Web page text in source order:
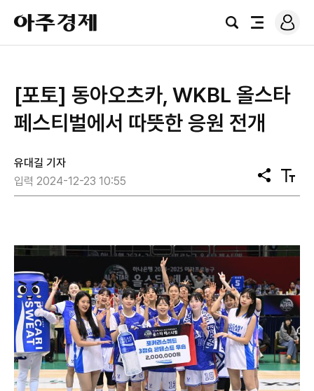
아
주
경
검
전
로
그
[포토] 동아오츠카, WKBL 올스타
페스티벌에서 따뜻한 응원 전개
유대길 기자
입력 2024-12-23 10:55
공
유
텍
스